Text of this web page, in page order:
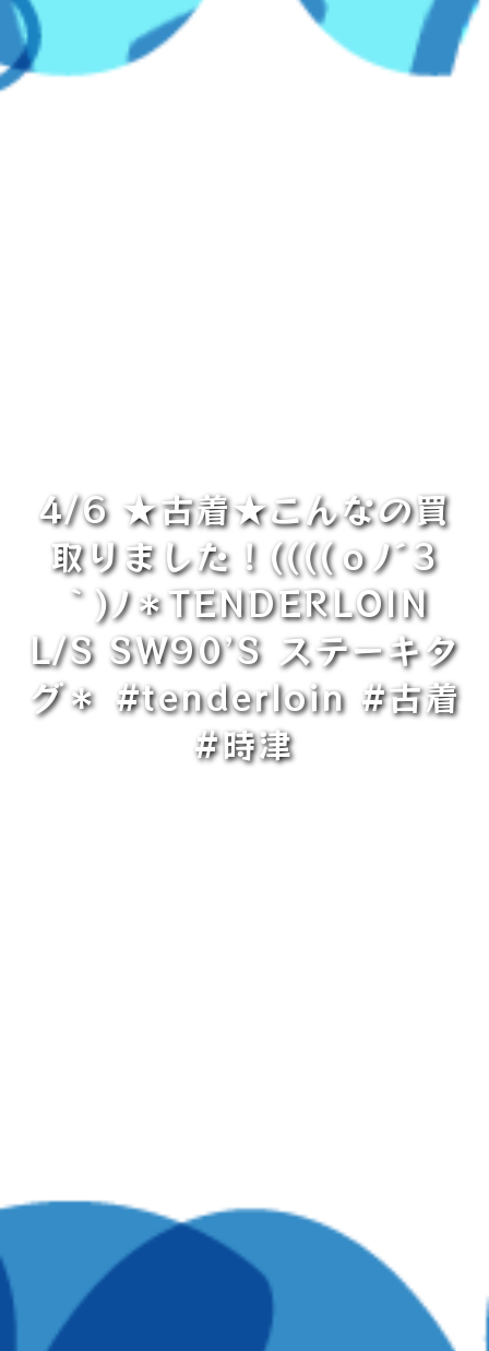
4/6 ★古着★こんなの買
取りました！((((ｏﾉ´3
｀)ﾉ＊TENDERLOIN
L/S SW90’S ステーキタ
グ＊ #tenderloin #古着
#時津